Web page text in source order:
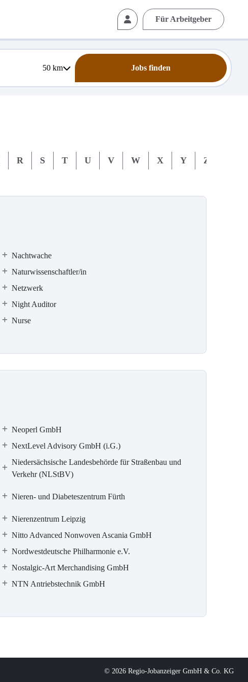
Für Arbeitgeber
50km Jobs finden
R S T U V W X Y Z
Nachtwache
Naturwissenschaftler/in
Netzwerk
Night Auditor
Nurse
Neoperl GmbH
NextLevel Advisory GmbH (i.G.)
Niedersächsische Landesbehörde für Straßenbau und
Verkehr (NLStBV)
Nieren- und Diabeteszentrum Fürth
Nierenzentrum Leipzig
Nitto Advanced Nonwoven Ascania GmbH
Nordwestdeutsche Philharmonie e.V.
Nostalgic-Art Merchandising GmbH
NTN Antriebstechnik GmbH
© 2026 Regio-Jobanzeiger GmbH & Co. KG